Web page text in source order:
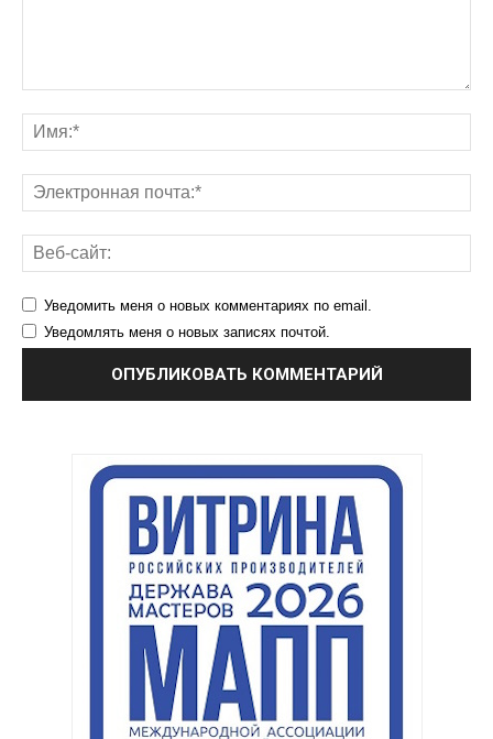
Уведомить меня о новых комментариях по email.
Уведомлять меня о новых записях почтой.